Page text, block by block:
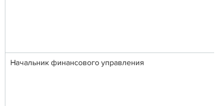
Начальник финансового управления